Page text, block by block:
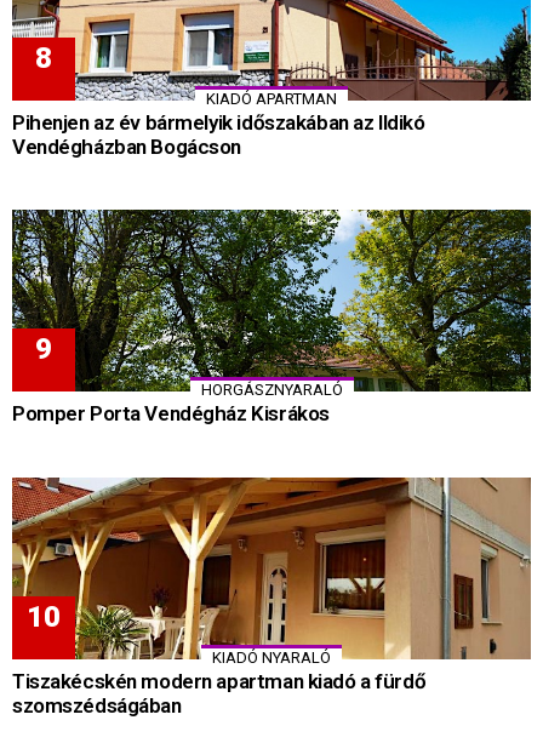
KIADÓ APARTMAN
Pihenjen az év bármelyik időszakában az Ildikó
Vendégházban Bogácson
HORGÁSZNYARALÓ
Pomper Porta Vendégház Kisrákos
KIADÓ NYARALÓ
Tiszakécskén modern apartman kiadó a fürdő
szomszédságában